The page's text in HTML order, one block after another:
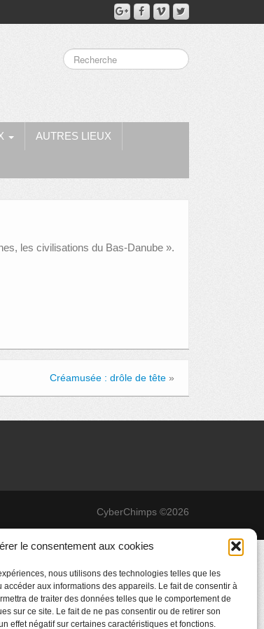
le consentement aux cookies
nous utilisons des technologies telles que les
accéder aux informations des appareils. Le fait de consentir à
de traiter des données telles que le comportement de
sur ce site. Le fait de ne pas consentir ou de retirer son
effet négatif sur certaines caractéristiques et fonctions.
AUTRES LIEUX
les civilisations du Bas-Danube ».
Créamusée : drôle de tête»
CyberChimps ©2026